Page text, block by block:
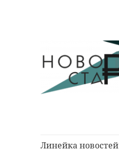
Линейка новостей